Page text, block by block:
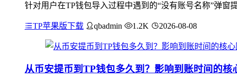
针对用户在TP钱包导入过程中遇到的“没有账号名称”弹
TP苹果版下载 qbadmin 1.2K 2026-08-08
从币安提币到TP钱包多久到？影响到账时间的核